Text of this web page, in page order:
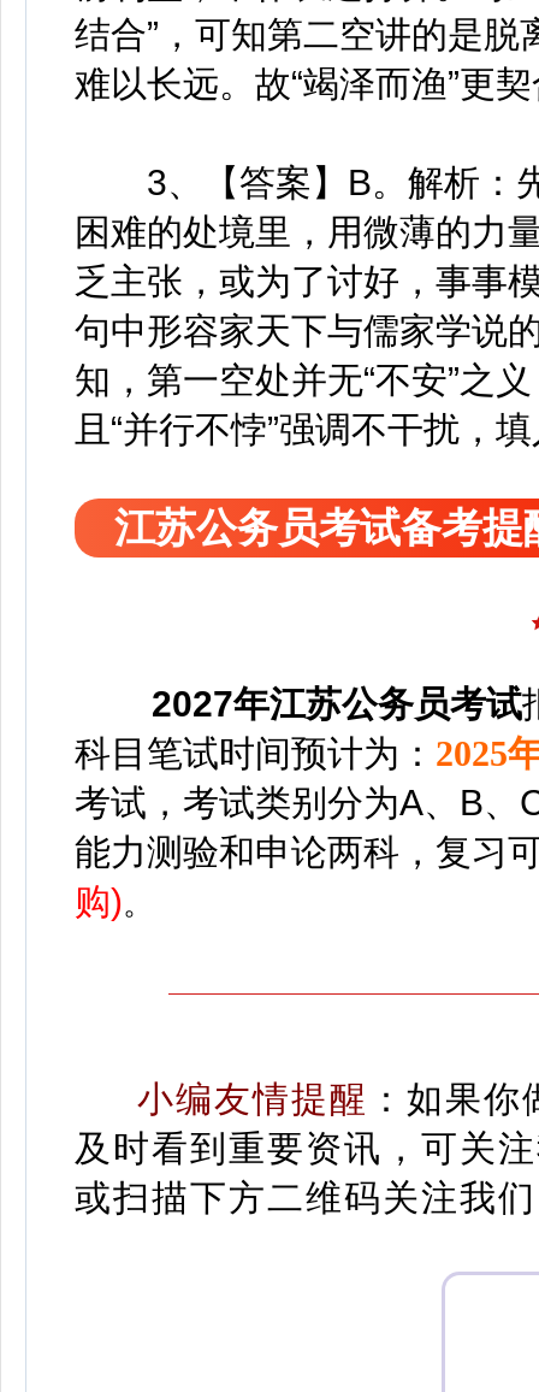
结合”，可知第二空讲的是
难以长远。故“竭泽而渔”更
3、【答案】B。解析：先
困难的处境里，用微薄的力
乏主张，或为了讨好，事事
句中形容家天下与儒家学说
知，第一空处并无“不安”之
且“并行不悖”强调不干扰，
江苏公务员考试备考提
2027年江苏公务员考试
科目 笔试时间预计为： 2025
考试，考试类别分为A、B、
能力测验和申论两科， 复习
购)。
小编友情提醒 ： 如果你
及时看到重要资讯，可关
或扫描下方二维码关注我